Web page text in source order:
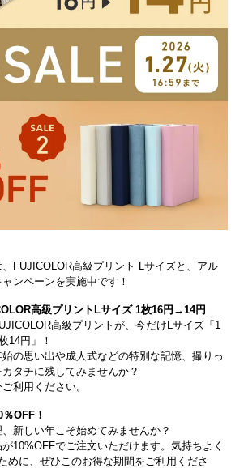
FUJICOLOR高級プリント Lサイズと、アル
ンペーンを実施中です！
高級プリントLサイズ 1枚16円→14円
高級プリントが、今だけLサイズ「1
14円」！
の思い出や成人式などの特別な記憶、撮りっ
タチに残してみませんか？
利用ください。
OFF！
新しい年こそ始めてみませんか？
10%OFFでご注文いただけます。気持ちよく
めに、ぜひこのお得な期間をご利用くださ